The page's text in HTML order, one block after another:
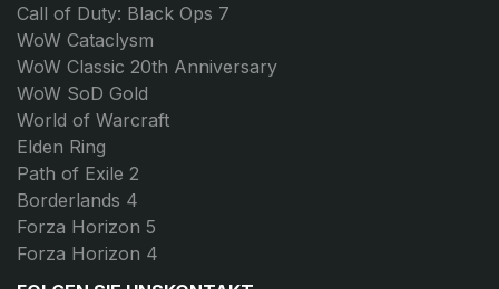
Call of Duty: Black Ops 7
WoW Cataclysm
WoW Classic 20th Anniversary
WoW SoD Gold
World of Warcraft
Elden Ring
Path of Exile 2
Borderlands 4
Forza Horizon 5
Forza Horizon 4